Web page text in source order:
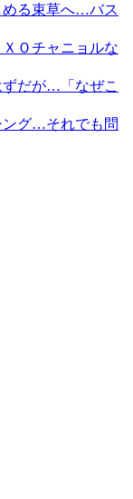
める束草へ…バス
Ｏチャニョルな
だが…「なぜこ
ング…それでも問